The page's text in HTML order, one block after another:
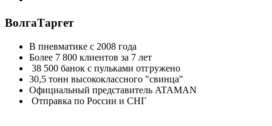
ВолгаТаргет
В пневматике с 2008 года
Более 7 800 клиентов за 7 лет
38 500 банок с пульками отгружено
30,5 тонн высококлассного "свинца"
Официальный представитель ATAMAN
Отправка по России и СНГ